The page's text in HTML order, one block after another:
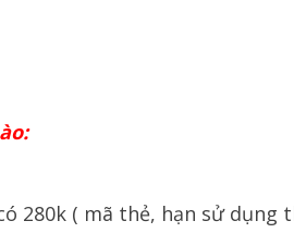
280k ( mã thẻ, hạn sử dụng